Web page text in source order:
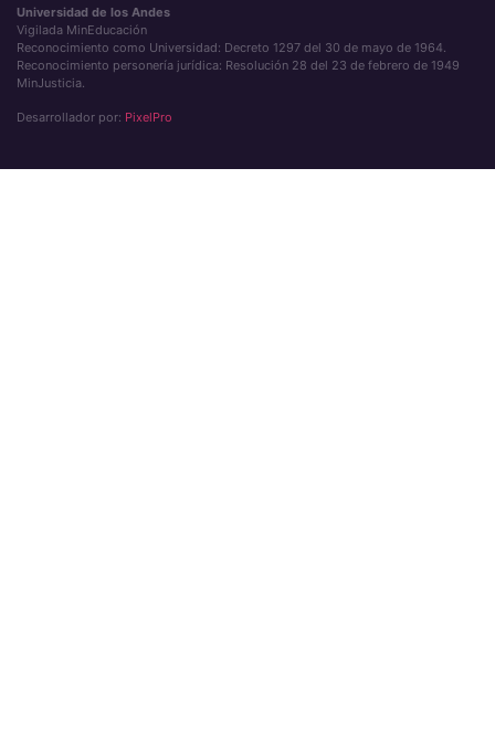
Universidad de los Andes
Vigilada MinEducación
Reconocimiento como Universidad: Decreto 1297 del 30 de mayo de 1964.
Reconocimiento personería jurídica: Resolución 28 del 23 de febrero de 1949
MinJusticia.
Desarrollador por: PixelPro